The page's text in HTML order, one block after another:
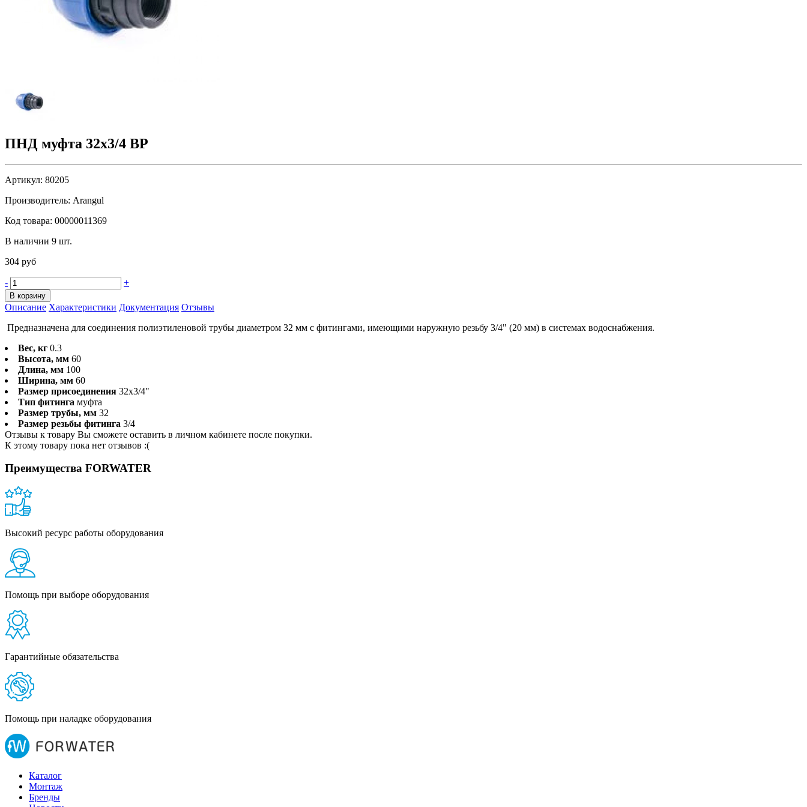
ПНД муфта 32х3/4 ВР
Артикул: 80205
Производитель: Arangul
Код товара: 00000011369
В наличии 9 шт.
304 руб
- +
В корзину
Описание Характеристики Документация Отзывы
Предназначена для соединения полиэтиленовой трубы диаметром 32 мм с фитингами, имеющими наружную резьбу 3/4" (20 мм) в системах водоснабжения.
Вес, кг 0.3
Высота, мм 60
Длина, мм 100
Ширина, мм 60
Размер присоединения 32x3/4"
Тип фитинга муфта
Размер трубы, мм 32
Размер резьбы фитинга 3/4
Отзывы к товару Вы сможете оставить в личном кабинете после покупки.
К этому товару пока нет отзывов :(
Преимущества FORWATER
Высокий ресурс работы оборудования
Помощь при выборе оборудования
Гарантийные обязательства
Помощь при наладке оборудования
Каталог
Монтаж
Бренды